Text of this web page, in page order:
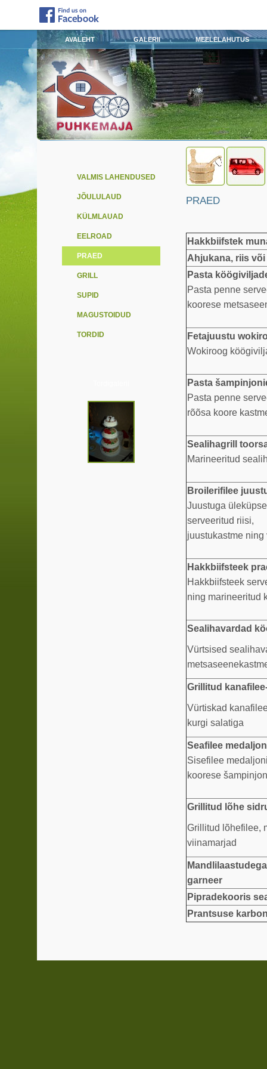
AVALEHT GALERII MEELELAHUTUS
VALMIS LAHENDUSED
JÕULULAUD
KÜLMLAUAD
EELROAD
PRAED
GRILL
SUPID
MAGUSTOIDUD
TORDID
PRAED
Hakkbiifstek
Ahjukana, riis
Pasta
Pasta penne
koorese
Fetajuustu
Wokiroog
Pasta
Pasta penne
rõõsa koore
Sealihagrill
Marineeritud
Broilerifilee
Juustuga
serveeritud riisi,
juustukastme
Hakkbiifsteek
Hakkbiifsteek
ning marineeritud
Sealihavardad
Vürtsised
Grillitud
Vürtiskad
kurgi salatiga
Seafilee
Sisefilee
koorese
Grillitud lõhe
Grillitud lõhefilee,
viinamarjad
garneer
Pipradekooris
Prantsuse